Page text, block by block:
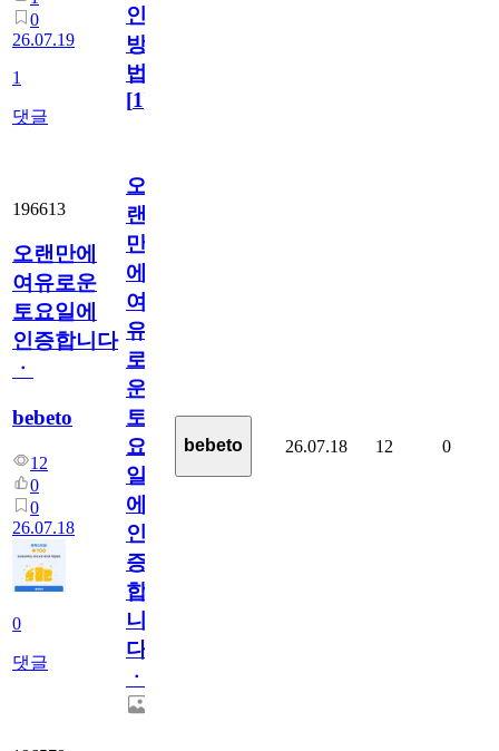
0
26.07.19
1
댓글
인
방
법
[1]
196613
오랜만에
여유로운
토요일에
인증합니다
ㆍ
bebeto
12
0
0
26.07.18
0
댓글
오
랜
만
에
여
유
로
운
토
요
일
에
인
증
합
니
다
ㆍ
bebeto 26.07.18 12 0